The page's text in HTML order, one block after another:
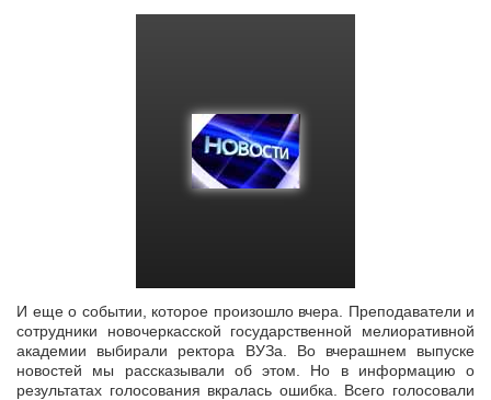
И еще о событии, которое произошло вчера. Преподаватели и
сотрудники новочеркасской государственной мелиоративной
академии выбирали ректора ВУЗа. Во вчерашнем выпуске
новостей мы рассказывали об этом.
Но в информацию о
результатах голосования вкралась ошибка. Всего голосовали